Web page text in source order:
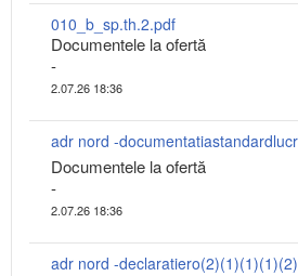
010_b_sp.th.2.pdf
Documentele la ofertă
-
2.07.26 18:36
adr nord -
Documentele la ofertă
-
2.07.26 18:36
adr nord -